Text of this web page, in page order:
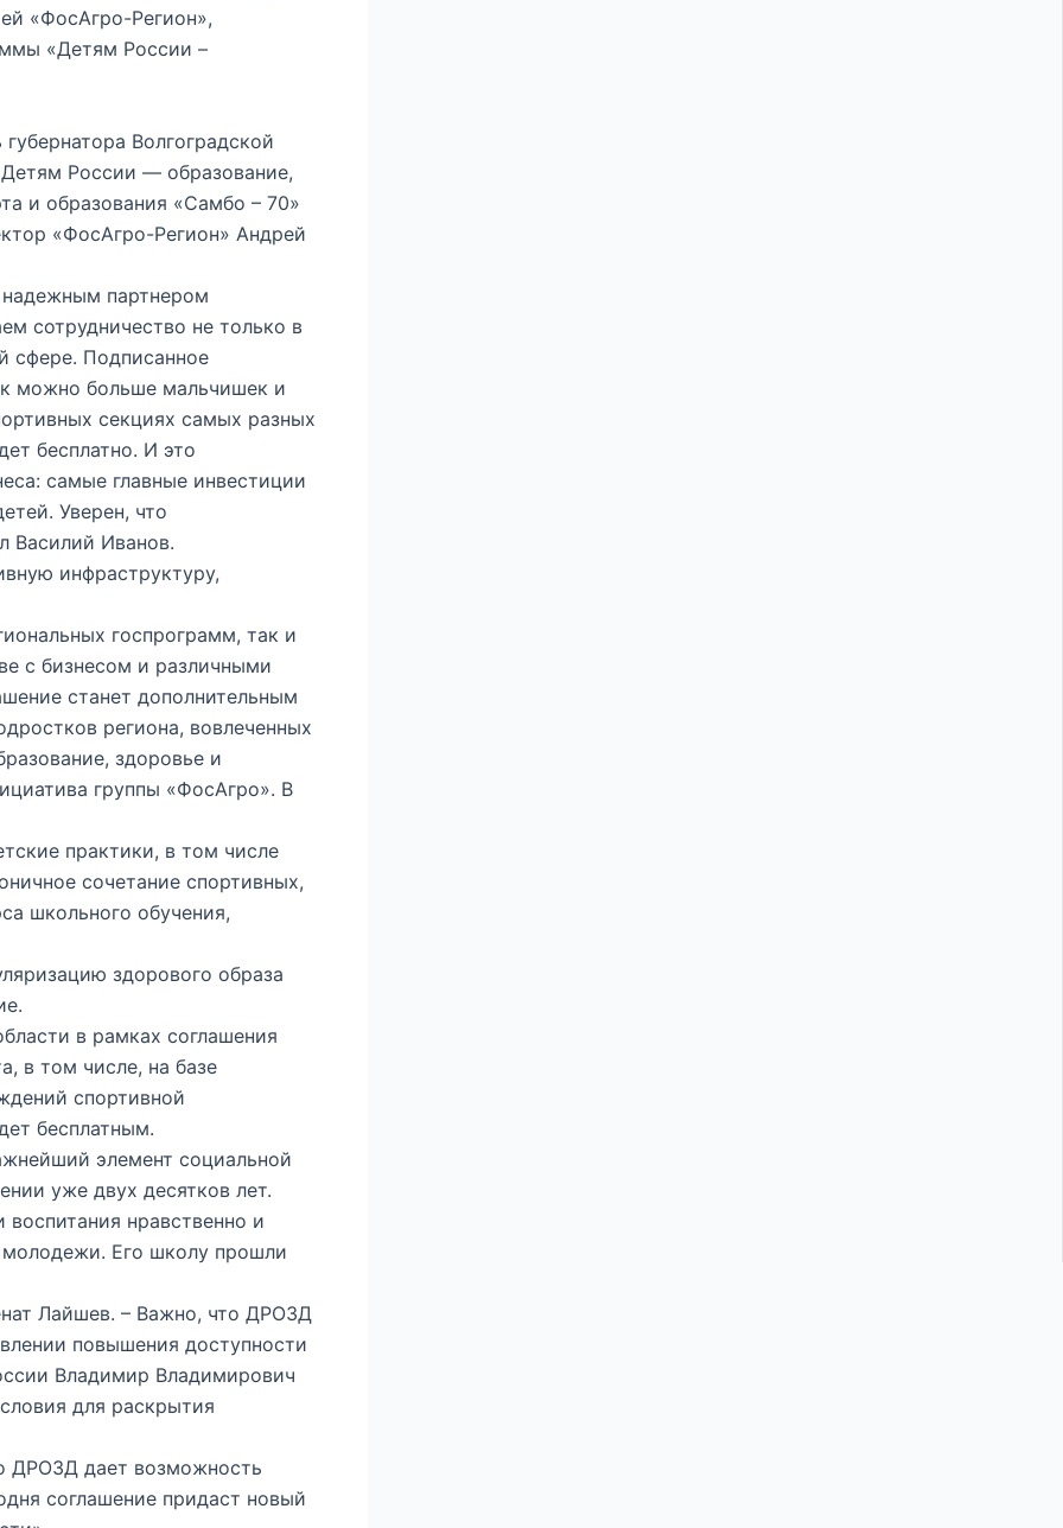
«ФосАгро-Регион»,
«Детям России –
Волгоградской
России — образование,
и образования «Самбо – 70»
«ФосАгро-Регион» Андрей
партнером
сотрудничество не только в
сфере. Подписанное
можно больше мальчишек и
секциях самых разных
бесплатно. И это
самые главные инвестиции
Уверен, что
Василий Иванов.
инфраструктуру,
госпрограмм, так и
с бизнесом и различными
станет дополнительным
региона, вовлеченных
здоровье и
группы «ФосАгро». В
практики, в том числе
сочетание спортивных,
школьного обучения,
здорового образа
в рамках соглашения
в том числе, на базе
спортивной
бесплатным.
элемент социальной
уже двух десятков лет.
нравственно и
молодежи. Его школу прошли
Лайшев. – Важно, что ДРОЗД
повышения доступности
Владимир Владимирович
для раскрытия
ДРОЗД дает возможность
соглашение придаст новый